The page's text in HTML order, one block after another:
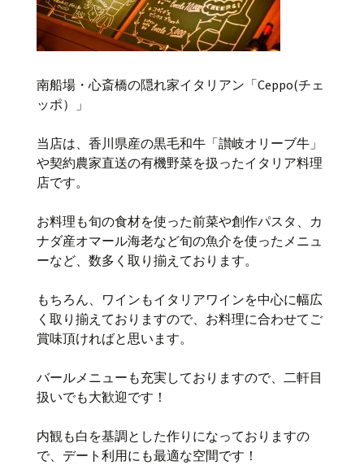
南船場・心斎橋の隠れ家イタリアン「Ceppo(チェ
ッポ）」
当店は、香川県産の黒毛和牛「讃岐オリーブ牛」
や契約農家直送の有機野菜を扱ったイタリア料理
店です。
お料理も旬の食材を使った前菜や創作パスタ、カ
ナダ産オマール海老など旬の魚介を使ったメニュ
ーなど、数多く取り揃えております。
もちろん、ワインもイタリアワインを中心に幅広
く取り揃えておりますので、お料理に合わせてご
賞味頂ければと思います。
バールメニューも充実しておりますので、二軒目
扱いでも大歓迎です！
内観も白を基調とした作りになっておりますの
で、デート利用にも最適な空間です！